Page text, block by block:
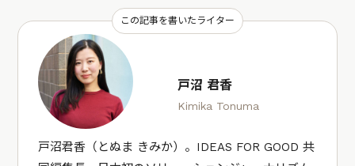
この記事を書いたライター
戸沼 君香
Kimika Tonuma
戸沼君香（とぬま きみか）。IDEAS FOR GOOD 共